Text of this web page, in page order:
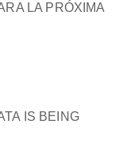
LA PRÓXIMA
IS BEING